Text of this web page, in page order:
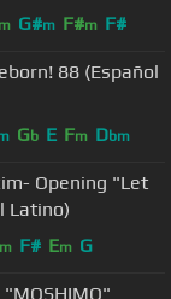
m G#m F#m F#
88 (Español
Gb E Fm Dbm
Latino)
m F# Em G